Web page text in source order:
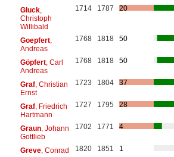
Gluck,
Christoph
Willibald
1714 1787 20
Goepfert,
Andreas
1768 1818 50
Göpfert, Carl
Andreas
1768 1818 50
Graf, Christian
Ernst
1723 1804 37
Graf, Friedrich
Hartmann
1727 1795 28
Graun, Johann
Gottlieb
1702 1771 4
Greve, Conrad 1820 1851
1